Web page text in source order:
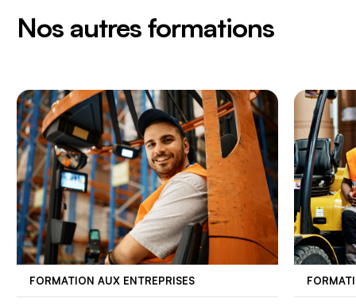
Nos autres formations
FORMATION AUX ENTREPRISES